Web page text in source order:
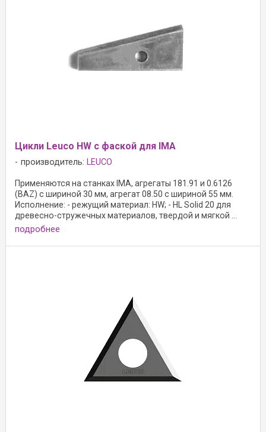
Цикли Leuco HW с фаской для IMA
производитель: LEUCO
Применяются на станках IMA, агрегаты 181.91 и 0.6126
(BAZ) с шириной 30 мм, агрегат 08.50 с шириной 55 мм.
Исполнение: - режущий материал: HW; - HL Solid 20 для
древесно-стружечных материалов, твердой и мягкой ...
подробнее